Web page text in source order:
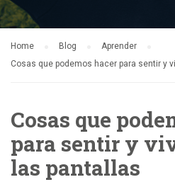
Home Blog
Aprender
Cosas que podemos hacer para sentir y
Cosas que
para sentir y
las pantallas